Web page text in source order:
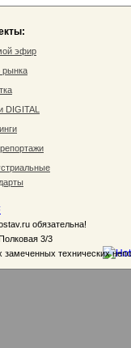
эфир
рынка
DIGITAL
обязательна!
3/3
технических